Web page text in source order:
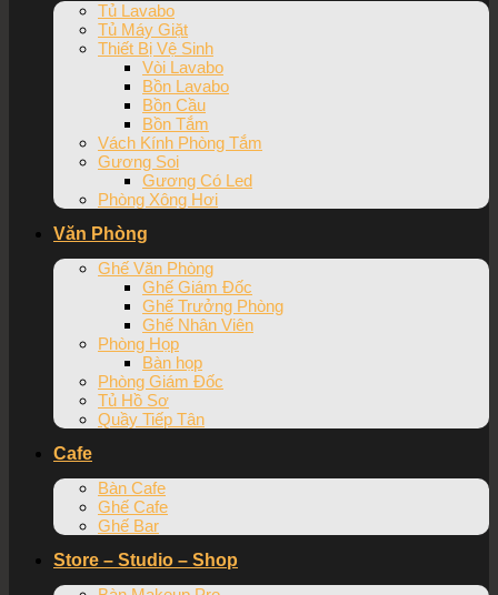
Tủ Lavabo
Tủ Máy Giặt
Thiết Bị Vệ Sinh
Vòi Lavabo
Bồn Lavabo
Bồn Cầu
Bồn Tắm
Vách Kính Phòng Tắm
Gương Soi
Gương Có Led
Phòng Xông Hơi
Văn Phòng
Ghế Văn Phòng
Ghế Giám Đốc
Ghế Trưởng Phòng
Ghế Nhân Viên
Phòng Họp
Bàn họp
Phòng Giám Đốc
Tủ Hồ Sơ
Quầy Tiếp Tân
Cafe
Bàn Cafe
Ghế Cafe
Ghế Bar
Store – Studio – Shop